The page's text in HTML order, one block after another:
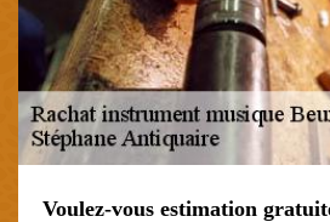
Voulez-vous estimation